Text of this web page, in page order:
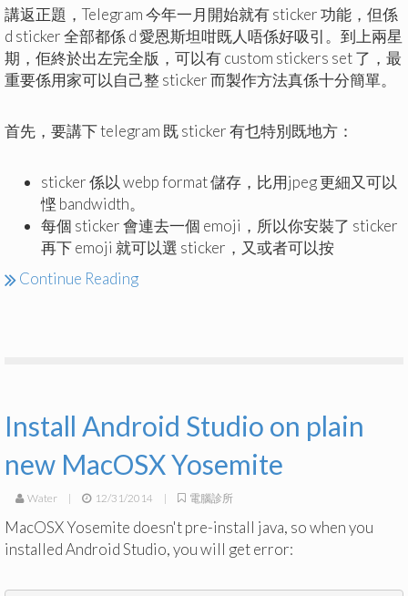
講返正題，Telegram 今年一月開始就有 sticker 功能，但係
d sticker 全部都係 d 愛恩斯坦咁既人唔係好吸引。到上兩星
期，佢終於出左完全版，可以有 custom stickers set 了，最
重要係用家可以自己整 sticker 而製作方法真係十分簡單。
首先，要講下 telegram 既 sticker 有乜特別既地方：
sticker 係以 webp format 儲存，比用jpeg 更細又可以
悭 bandwidth。
每個 sticker 會連去一個 emoji，所以你安裝了 sticker
再下 emoji 就可以選 sticker，又或者可以按
Continue Reading
Install Android Studio on plain
new MacOSX Yosemite
Water | 12/31/2014 | 電腦診所
MacOSX Yosemite doesn't pre-install java, so when you
installed Android Studio, you will get error: